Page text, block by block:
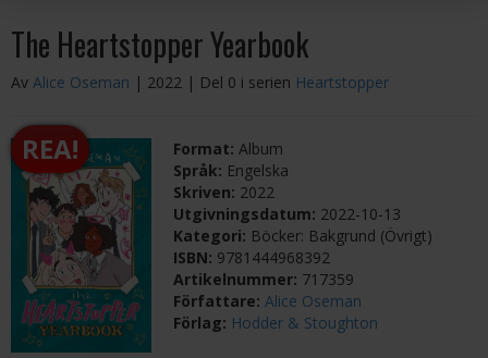
The Heartstopper Yearbook
Av Alice Oseman | 2022 | Del 0 i serien Heartstopper
REA! Format:Album
Språk: Engelska
Skriven: 2022
Utgivningsdatum: 2022-10-13
Kategori: Böcker: Bakgrund (Övrigt)
ISBN: 9781444968392
Artikelnummer: 717359
Författare:Alice Oseman
Förlag: Hodder & Stoughton